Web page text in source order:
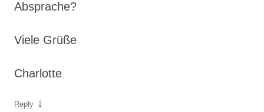
Absprache?
Viele Grüße
Charlotte
Reply ↓